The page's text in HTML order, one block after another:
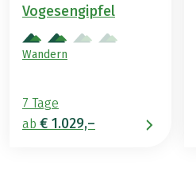
Vogesengipfel
Wandern
7 Tage
ab € 1.029,–